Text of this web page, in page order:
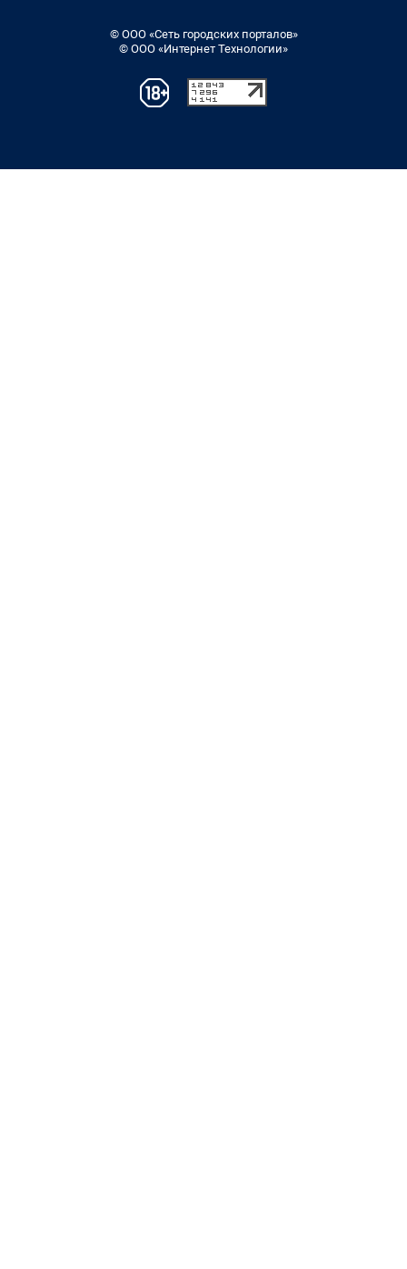
© ООО «Сеть городских порталов»
© ООО «Интернет Технологии»